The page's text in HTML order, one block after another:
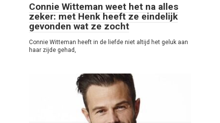
Connie Witteman weet het na alles
zeker: met Henk heeft ze eindelijk
gevonden wat ze zocht
Connie Witteman heeft in de liefde niet altijd het geluk aan
haar zijde gehad,